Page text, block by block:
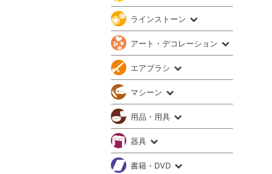
ラインストーン
アート・デコレーション
エアブラシ
マシーン
用品・用具
器具
書籍・DVD